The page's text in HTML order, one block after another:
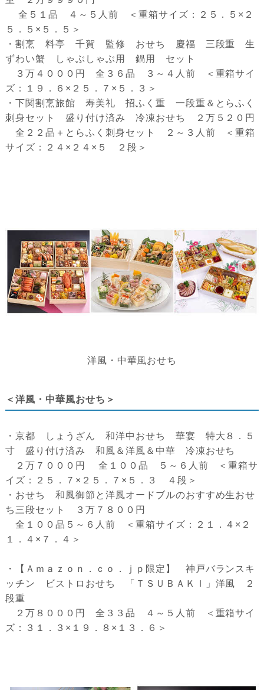
全５１品 ４～５人前 ＜重箱サイズ：２５．５×２
５．５×５．５＞
・割烹 料亭 千賀 監修 おせち 慶福 三段重 生
ずわい蟹 しゃぶしゃぶ用 鍋用 セット
３万４０００円 全３６品 ３～４人前 ＜重箱サイ
ズ：１９．６×２５．７×５．３＞
・下関割烹旅館 寿美礼 招ふく重 一段重＆とらふく
刺身セット 盛り付け済み 冷凍おせち ２万５２０円
全２２品＋とらふく刺身セット ２～３人前 ＜重箱
サイズ：２４×２４×５ ２段＞
洋風・中華風おせち
＜洋風・中華風おせち＞
・京都 しょうざん 和洋中おせち 華宴 特大８．５
寸 盛り付け済み 和風＆洋風＆中華 冷凍おせち
２万７０００円 全１００品 ５～６人前 ＜重箱サ
イズ：２５．７×２５．７×５．３ ４段＞
・おせち 和風御節と洋風オードブルのおすすめ生おせ
ち三段セット ３万７８００円
全１００品５～６人前 ＜重箱サイズ：２１．４×２
１．４×７．４＞
・【Ａｍａｚｏｎ．ｃｏ．ｊｐ限定】 神戸バランスキ
ッチン ビストロおせち 「ＴＳＵＢＡＫＩ」洋風 ２
段重
２万８０００円 全３３品 ４～５人前 ＜重箱サイ
ズ：３１．３×１９．８×１３．６＞